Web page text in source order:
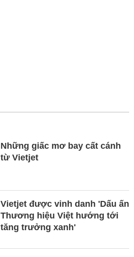
Những giấc mơ bay cất cánh
từ Vietjet
Vietjet được vinh danh 'Dấu ấn
Thương hiệu Việt hướng tới
tăng trưởng xanh'